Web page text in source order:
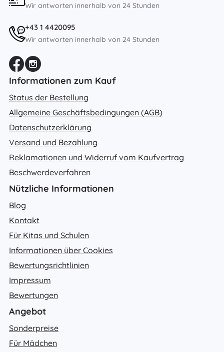
Wir antworten innerhalb von 24 Stunden
+43 1 4420095
Wir antworten innerhalb von 24 Stunden
Informationen zum Kauf
Status der Bestellung
Allgemeine Geschäftsbedingungen (AGB)
Datenschutzerklärung
Versand und Bezahlung
Reklamationen und Widerruf vom Kaufvertrag
Beschwerdeverfahren
Nützliche Informationen
Blog
Kontakt
Für Kitas und Schulen
Informationen über Cookies
Bewertungsrichtlinien
Impressum
Bewertungen
Angebot
Sonderpreise
Für Mädchen